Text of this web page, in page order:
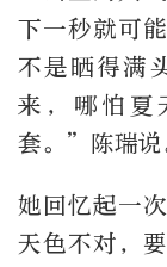
下一秒就可
不是晒得满
来，哪怕夏
套。”陈瑞说
她回忆起一
天色不对，